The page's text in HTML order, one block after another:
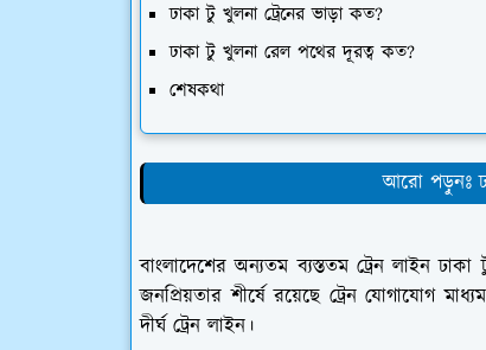
ঢাকা টু খুলনা ট্রেনের ভাড়া কত?
ঢাকা টু খুলনা রেল পথের দূরত্ব কত?
শেষকথা
আরো পড়ুনঃ
বাংলাদেশের অন্যতম ব্যস্ততম ট্রেন লাইন
জনপ্রিয়তার শীর্ষে রয়েছে ট্রেন যোগাযোগ
দীর্ঘ ট্রেন লাইন।